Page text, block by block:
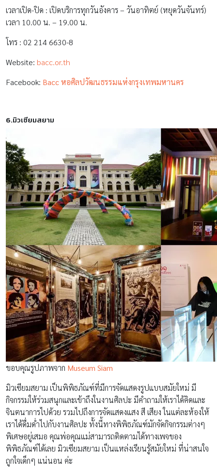
เวลาเปิด-ปิด : เปิดบริการทุกวันอังคาร – วันอาทิตย์ (หยุดวันจันทร์)
เวลา 10.00 น. – 19.00 น.
โทร : 02 214 6630-8
Website: bacc.or.th
Facebook: Bacc หอศิลปวัฒนธรรมแห่งกรุงเทพมหานคร
6.มิวเซียมสยาม
ขอบคุณรูปภาพจาก Museum Siam
มิวเซียมสยาม เป็นพิพิธภัณฑ์ที่มีการจัดแสดงรูปแบบสมัยใหม่ มี
กิจกรรมให้ร่วมสนุกและเข้าถึงในงานศิลปะ มีคำถามให้เราได้คิดและ
จินตนาการไปด้วย รวมไปถึงการจัดแสดงแสง สี เสียง ในแต่ละห้องให้
เราได้ดื่มด่ำไปกับงานศิลปะ ทั้งนี้ทางพิพิธภัณฑ์มักจัดกิจกรรมต่างๆ
พิเศษอยู่เสมอ คุณพ่อคุณแม่สามารถติดตามได้ทางเพจของ
พิพิธภัณฑ์ได้เลย มิวเซียมสยาม เป็นแหล่งเรียนรู้สมัยใหม่ ที่น่าสนใจ
ถูกใจเด็กๆ แน่นอน ค่ะ